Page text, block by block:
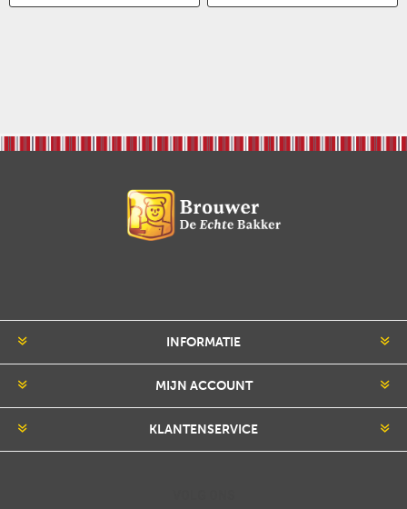
INFORMATIE
MIJN ACCOUNT
KLANTENSERVICE